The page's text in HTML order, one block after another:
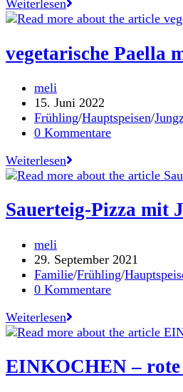
Weiterlesen„Weingarten-
Taboulé“
Petersiliensalat
mit
vegetarische Paella
Beitrags-
Autor:
meli
Beitrag
veröffentlicht:
15. Juni 2022
Beitrags-
Kategorie:
Frühling/Hauptspeisen/
Beitrags-
0 Kommentare
Weiterlesenvegetarische
Paella
Spargel
Sauerteig-Pizza mit
Beitrags-
Autor:
meli
Beitrag
veröffentlicht:
29. September 2021
Beitrags-
Kategorie:
Familie/Frühling/
Beitrags-
0 Kommentare
WeiterlesenSauerteig-
Pizza
Ja!
Natürlich
EINKOCHEN – rote